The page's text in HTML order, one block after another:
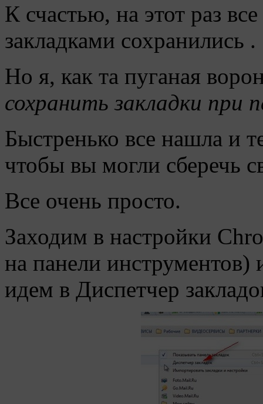
К счастью, на этот раз
закладками сохранились .
Но я, как та пуганая
сохранить закладки при
Быстренько все нашла и
чтобы вы могли сберечь
Все очень просто.
Заходим в настройки
на панели инструментов)
идем в Диспетчер